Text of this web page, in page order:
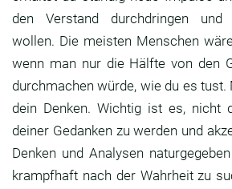
den Verstand durchdringen und
wollen. Die meisten Menschen
wenn man nur die Hälfte von den
durchmachen würde, wie du es
dein Denken. Wichtig ist es, nicht
deiner Gedanken zu werden und
Denken und Analysen
krampfhaft nach der Wahrheit zu